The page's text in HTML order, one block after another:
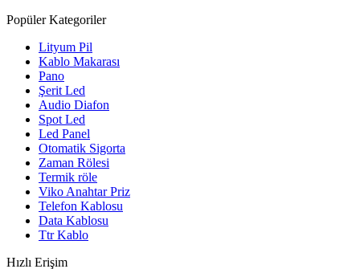
Popüler Kategoriler
Lityum Pil
Kablo Makarası
Pano
Şerit Led
Audio Diafon
Spot Led
Led Panel
Otomatik Sigorta
Zaman Rölesi
Termik röle
Viko Anahtar Priz
Telefon Kablosu
Data Kablosu
Ttr Kablo
Hızlı Erişim